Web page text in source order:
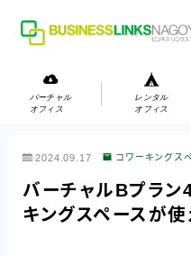
会議室
バーチャル
オフィス
レンタル
オフィス
2024.09.17 コワーキングス
バーチャルBプラン
キングスペースが使